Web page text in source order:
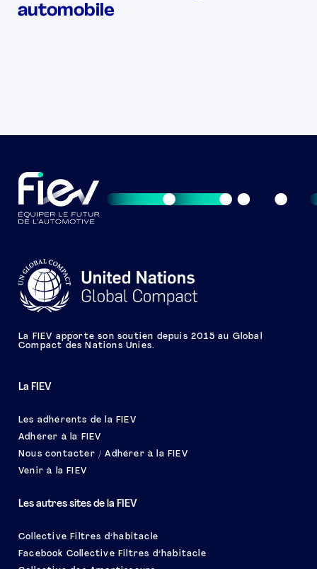
automobile
La FIEV
Les adhérents de la FIEV
Adhérer à la FIEV
Nous contacter / Adhérer à la FIEV
Venir à la FIEV
Les autres sites de la FIEV
Collective Filtres d’habitacle
Facebook Collective Filtres d’habitacle
La FIEV apporte son soutien depuis 2015 au Global
Compact des Nations Unies.